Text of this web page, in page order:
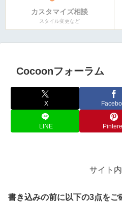
カスタマイズ相談
スタイル変更など
Cocoonフォーラム
X
LINE
サイト
書き込みの前に以下の3点をご